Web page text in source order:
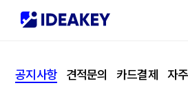
고객센터
공지사항 견적문의 카드결제 자